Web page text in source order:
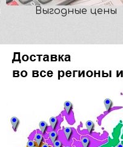
Выгодные цены